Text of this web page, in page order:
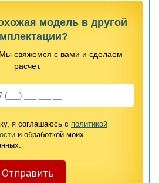
модель в другой
Мы свяжемся с вами и сделаем
расчет.
я соглашаюсь с политикой
и обработкой моих